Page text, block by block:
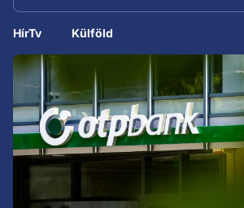
HírTv Külföld